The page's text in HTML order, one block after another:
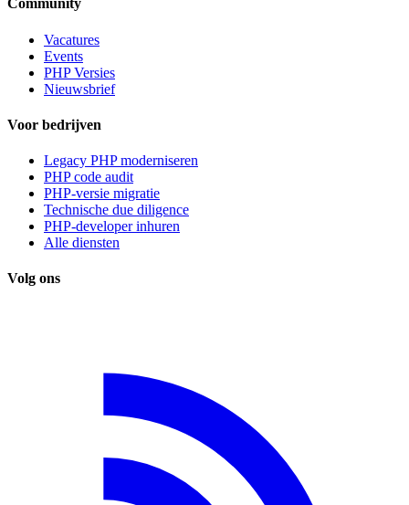
Community
Vacatures
Events
PHP Versies
Nieuwsbrief
Voor bedrijven
Legacy PHP moderniseren
PHP code audit
PHP-versie migratie
Technische due diligence
PHP-developer inhuren
Alle diensten
Volg ons